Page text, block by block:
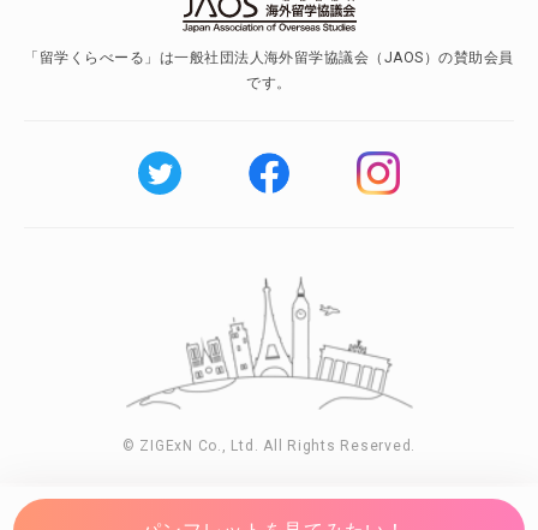
「留学くらべーる」は一般社団法人海外留学協議会（JAOS）の賛助会員
です。
© ZIGExN Co., Ltd. All Rights Reserved.